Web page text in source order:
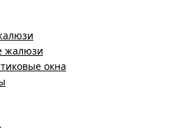
жалюзи
окна